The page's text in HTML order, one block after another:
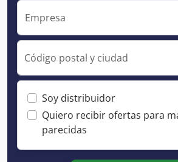
Empresa
Código postal y ciudad
Soy distribuidor
Quiero recibir ofertas para
parecidas